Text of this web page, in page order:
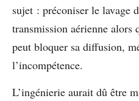
sujet : préconiser le lavage
transmission aérienne alors
peut bloquer sa diffusion,
l’incompétence.
L’ingénierie aurait dû être